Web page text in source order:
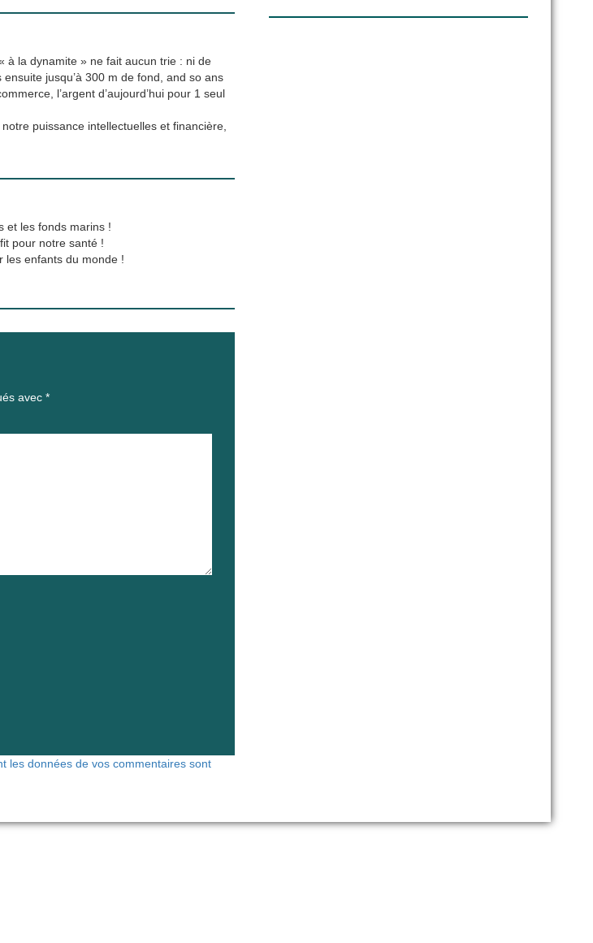
à la dynamite » ne fait aucun trie : ni de
jusqu’à 300 m de fond, and so ans
l’argent d’aujourd’hui pour 1 seul
puissance intellectuelles et financière,
et les fonds marins !
pour notre santé !
les enfants du monde !
avec *
les données de vos commentaires sont